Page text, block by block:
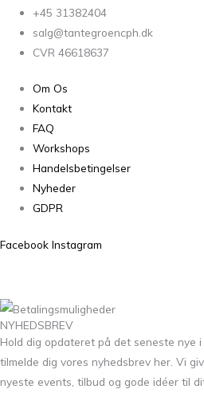
+45 31382404
salg@tantegroencph.dk
CVR 46618637
Om Os
Kontakt
FAQ
Workshops
Handelsbetingelser
Nyheder
GDPR
Facebook Instagram
NYHEDSBREV
Hold dig opdateret på det seneste nye
tilmelde dig vores nyhedsbrev her. Vi
nyeste events, tilbud og gode idéer til